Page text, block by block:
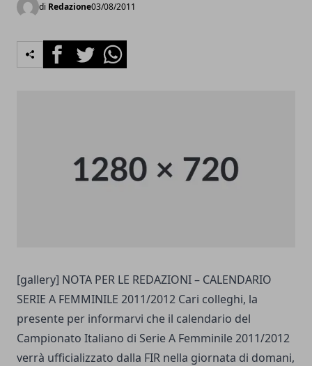
di Redazione03/08/2011
FacebookTwitterWhatsapp
[gallery] NOTA PER LE REDAZIONI – CALENDARIO
SERIE A FEMMINILE 2011/2012 Cari colleghi, la
presente per informarvi che il calendario del
Campionato Italiano di Serie A Femminile 2011/2012
verrà ufficializzato dalla FIR nella giornata di domani,